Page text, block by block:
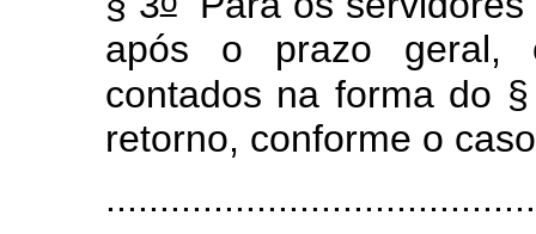
após o prazo geral,
contados na forma do
retorno, conforme o